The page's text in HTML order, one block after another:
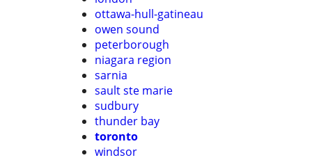
ottawa-hull-gatineau
owen sound
peterborough
niagara region
sarnia
sault ste marie
sudbury
thunder bay
toronto
windsor